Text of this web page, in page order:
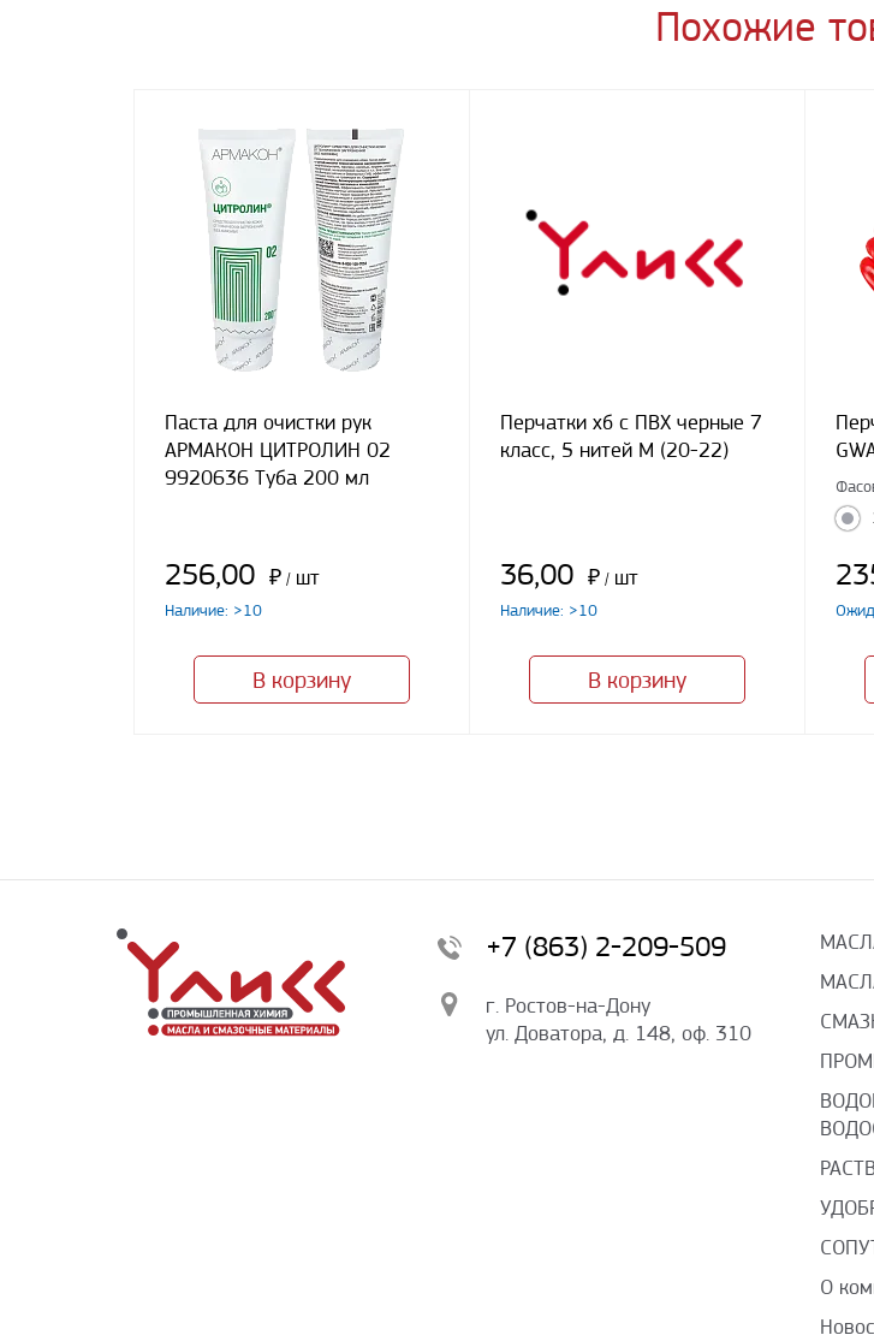
Похожие
Паста для очистки рук
АРМАКОН ЦИТРОЛИН 02
9920636 Туба 200 мл
256,00 ₽ / шт
Наличие: >10
В корзину
Перчатки хб с ПВХ черные 7
класс, 5 нитей М (20-22)
36,00 ₽ / шт
Наличие: >10
В корзину
+7 (863) 2-209-509
г. Ростов-на-Дону
ул. Доватора, д. 148, оф. 310
О